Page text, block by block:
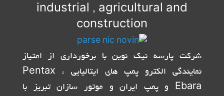
industrial , agricultural and
construction
شرکت پارسه نیک نوین با برخورداری از امتیاز
نمایندگی الکترو پمپ های ایتالیایی Pentax ،
Ebara و پمپ ایران و موتور سازان تبریز با